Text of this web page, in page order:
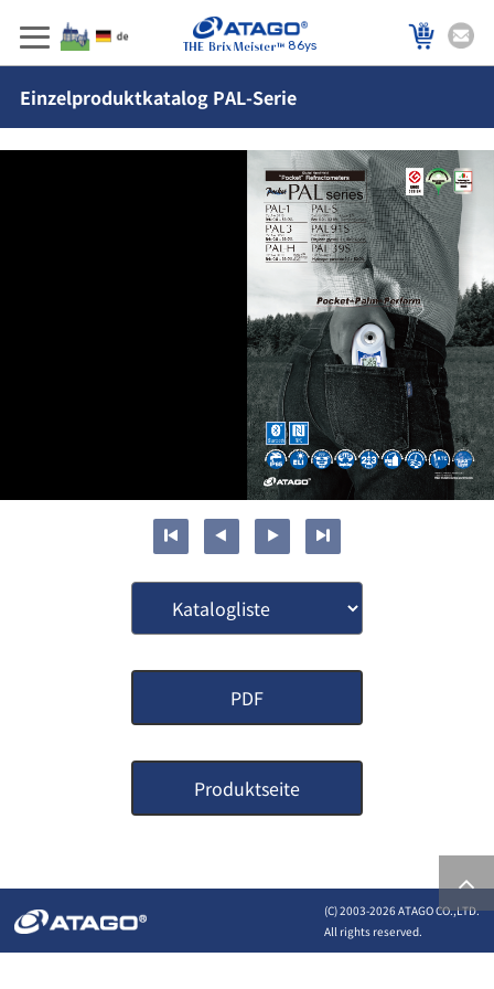
86ys
Einzelproduktkatalog PAL-Serie
PDF
Produktseite
(C) 2003-2026 ATAGO CO.,LTD.
All rights reserved.